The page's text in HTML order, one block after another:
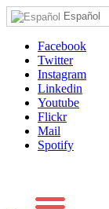
Español
Facebook
Twitter
Instagram
Linkedin
Youtube
Flickr
Mail
Spotify